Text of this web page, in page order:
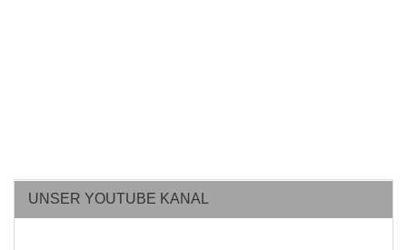
UNSER YOUTUBE KANAL